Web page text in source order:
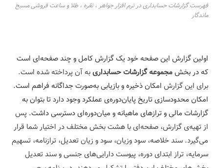
فهرست گزارشات حسابداری در نرم افزار جواهر ، نقره ، طلا و ساعت فروشی مسبح
ماندگار
اولین گزارش این صفحه خود یک گزارش کامل و چند صفحه‌ای است
که در بخشمجموعه گزارشات حسابداریبه آن پرداخته شده است.
برای این گزارش امکان ذخیره و بازیابی به‌صورت جداگانه فراهم است.
امکان محدودسازی تاریخ پایان‌دوره‌ی عملکرد وجود دارد تا بتوان به
گزارشات مالی و ترازهای ماهیانه و میان‌دوره‌ای دسترسی داشت. پس
از تهیه‌ی گزارش، صفحه‌ای با هشت بخش مختلف در اختیار شما قرار
می‌گیرد. سند خلاصه، سود وزیان، سود و زیان تعدیل، ترازنامه، تسهیم
سرمایه، تراز ابتدای دوره، پیوست دارایی‌های جنسی و سند تعدیل